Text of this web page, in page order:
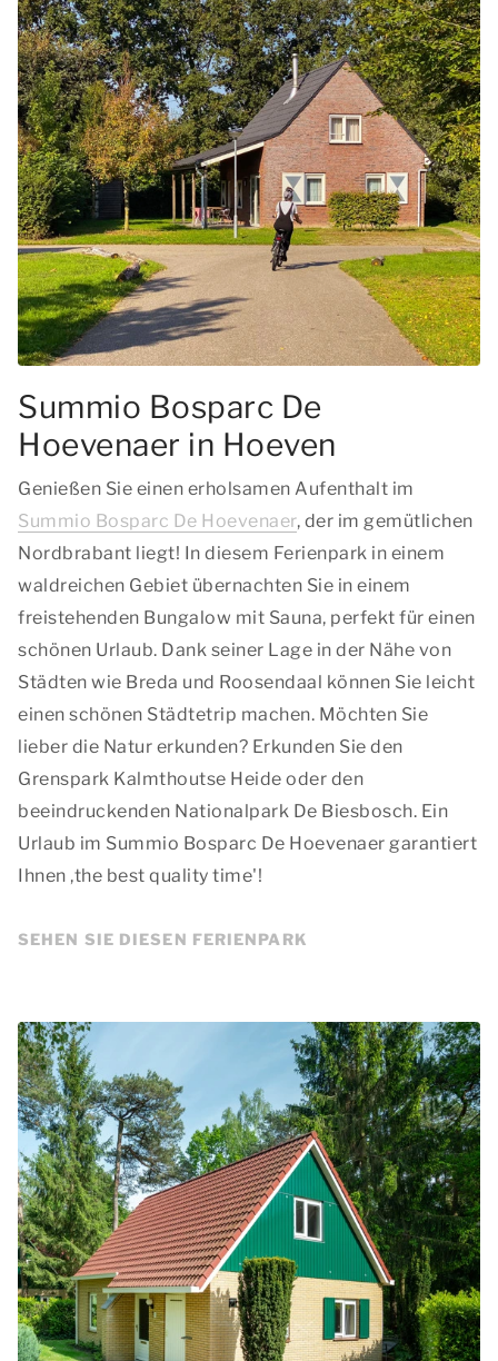
Summio Bosparc De
Hoevenaer in Hoeven
Genießen Sie einen erholsamen Aufenthalt im
Summio Bosparc De Hoevenaer, der im gemütlichen
Nordbrabant liegt! In diesem Ferienpark in einem
waldreichen Gebiet übernachten Sie in einem
freistehenden Bungalow mit Sauna, perfekt für einen
schönen Urlaub. Dank seiner Lage in der Nähe von
Städten wie Breda und Roosendaal können Sie leicht
einen schönen Städtetrip machen. Möchten Sie
lieber die Natur erkunden? Erkunden Sie den
Grenspark Kalmthoutse Heide oder den
beeindruckenden Nationalpark De Biesbosch. Ein
Urlaub im Summio Bosparc De Hoevenaer garantiert
Ihnen ,the best quality time'!
SEHEN SIE DIESEN FERIENPARK